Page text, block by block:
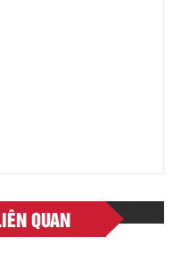
QUAN